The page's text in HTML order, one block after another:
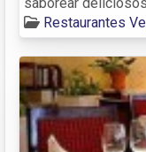
Restaurantes